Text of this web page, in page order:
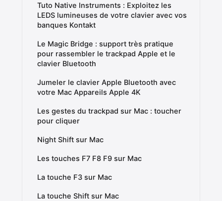
Tuto Native Instruments : Exploitez les
LEDS lumineuses de votre clavier avec vos
banques Kontakt
Le Magic Bridge : support très pratique
pour rassembler le trackpad Apple et le
clavier Bluetooth
Jumeler le clavier Apple Bluetooth avec
votre Mac Appareils Apple 4K
Les gestes du trackpad sur Mac : toucher
pour cliquer
Night Shift sur Mac
Les touches F7 F8 F9 sur Mac
La touche F3 sur Mac
La touche Shift sur Mac